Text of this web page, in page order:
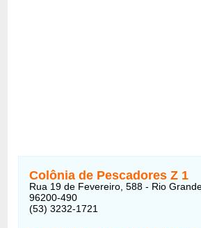
Colônia de Pescadores Z 1
Rua 19 de Fevereiro, 588 - Rio
96200-490
(53) 3232-1721